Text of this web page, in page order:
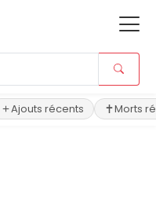
Ajouts récents Morts